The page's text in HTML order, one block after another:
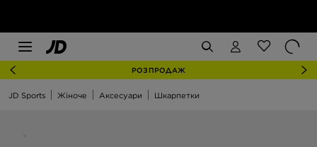
РОЗПРОДАЖ
JD Sports Жіноче Аксесуари Шкарпетки